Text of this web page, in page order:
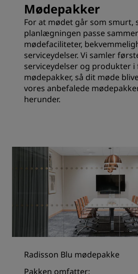
Mødepakker
For at mødet går som smurt,
planlægningen passe
mødefaciliteter,
serviceydelser. Vi samler
serviceydelser og produkter
mødepakker, så dit møde
vores anbefalede
herunder.
Radisson Blu mødepakke
Pakken omfatter: